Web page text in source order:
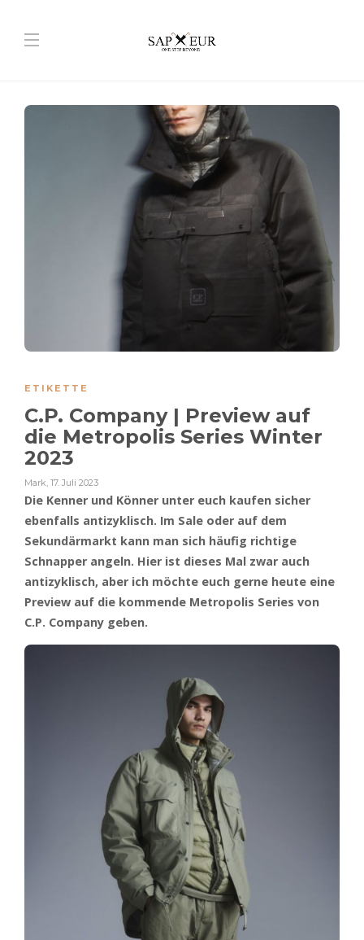
ETIKETTE
C.P. Company | Preview auf
die Metropolis Series Winter
2023
Mark, 17. Juli 2023
Die Kenner und Könner unter euch kaufen sicher
ebenfalls antizyklisch. Im Sale oder auf dem
Sekundärmarkt kann man sich häufig richtige
Schnapper angeln. Hier ist dieses Mal zwar auch
antizyklisch, aber ich möchte euch gerne heute eine
Preview auf die kommende Metropolis Series von
C.P. Company geben.